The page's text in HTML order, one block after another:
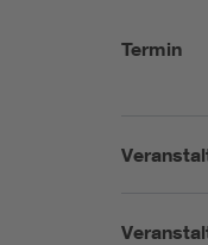
Termin